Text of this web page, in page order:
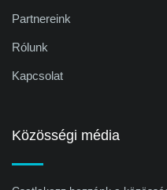
Partnereink
Rólunk
Kapcsolat
Közösségi média